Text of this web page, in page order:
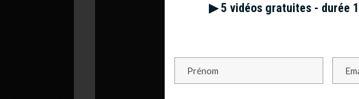
▶︎ 5 vidéos gratuites - durée